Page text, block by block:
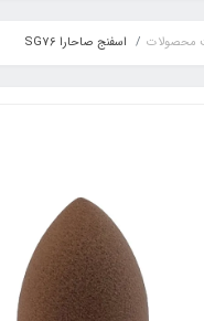
محصولات اسفنج صاحارا SG76